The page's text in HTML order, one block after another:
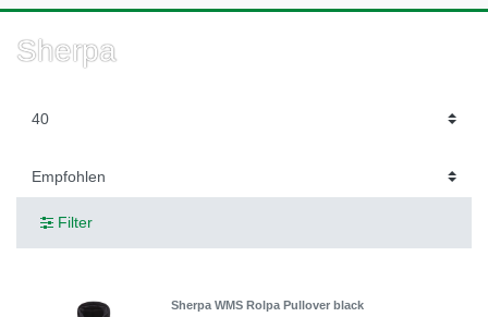
Sherpa
Filter
Sherpa WMS Rolpa Pullover black